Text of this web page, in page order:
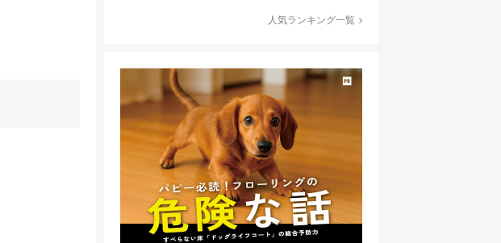
人気ランキング一覧